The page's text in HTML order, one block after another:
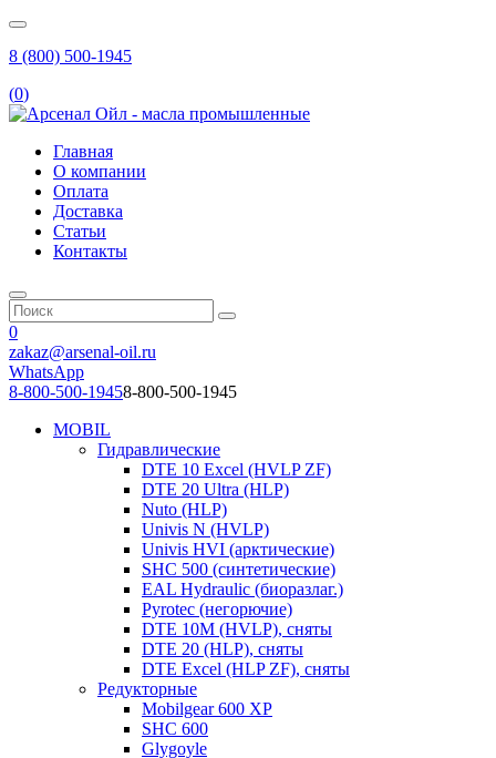
8 (800) 500-1945
(0)
Главная
О компании
Оплата
Доставка
Статьи
Контакты
0
zakaz@arsenal-oil.ru
WhatsApp
8-800-500-19458-800-500-1945
MOBIL
Гидравлические
DTE 10 Excel (HVLP ZF)
DTE 20 Ultra (HLP)
Nuto (HLP)
Univis N (HVLP)
Univis HVI (арктические)
SHC 500 (синтетические)
EAL Hydraulic (биоразлаг.)
Pyrotec (негорючие)
DTE 10M (HVLP), сняты
DTE 20 (HLP), сняты
DTE Excel (HLP ZF), сняты
Редукторные
Mobilgear 600 XP
SHC 600
Glygoyle